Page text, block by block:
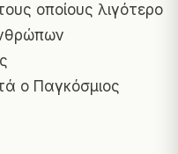
οποίους λιγότερο
ο Παγκόσμιος